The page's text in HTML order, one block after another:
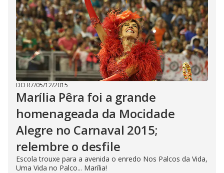
DO R7/05/12/2015
Marília Pêra foi a grande
homenageada da Mocidade
Alegre no Carnaval 2015;
relembre o desfile
Escola trouxe para a avenida o enredo Nos Palcos da Vida,
Uma Vida no Palco... Marília!